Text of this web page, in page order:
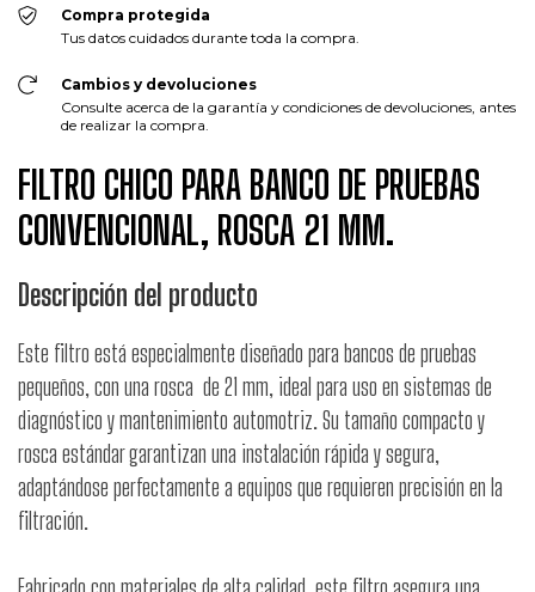
Compra protegida
Tus datos cuidados durante toda la compra.
Cambios y devoluciones
Consulte acerca de la garantía y condiciones de devoluciones, antes
de realizar la compra.
FILTRO CHICO PARA BANCO DE PRUEBAS
CONVENCIONAL, ROSCA 21 MM.
Descripción del producto
Este filtro está especialmente diseñado para bancos de pruebas
pequeños, con una rosca de 21 mm, ideal para uso en sistemas de
diagnóstico y mantenimiento automotriz. Su tamaño compacto y
rosca estándar garantizan una instalación rápida y segura,
adaptándose perfectamente a equipos que requieren precisión en la
filtración.